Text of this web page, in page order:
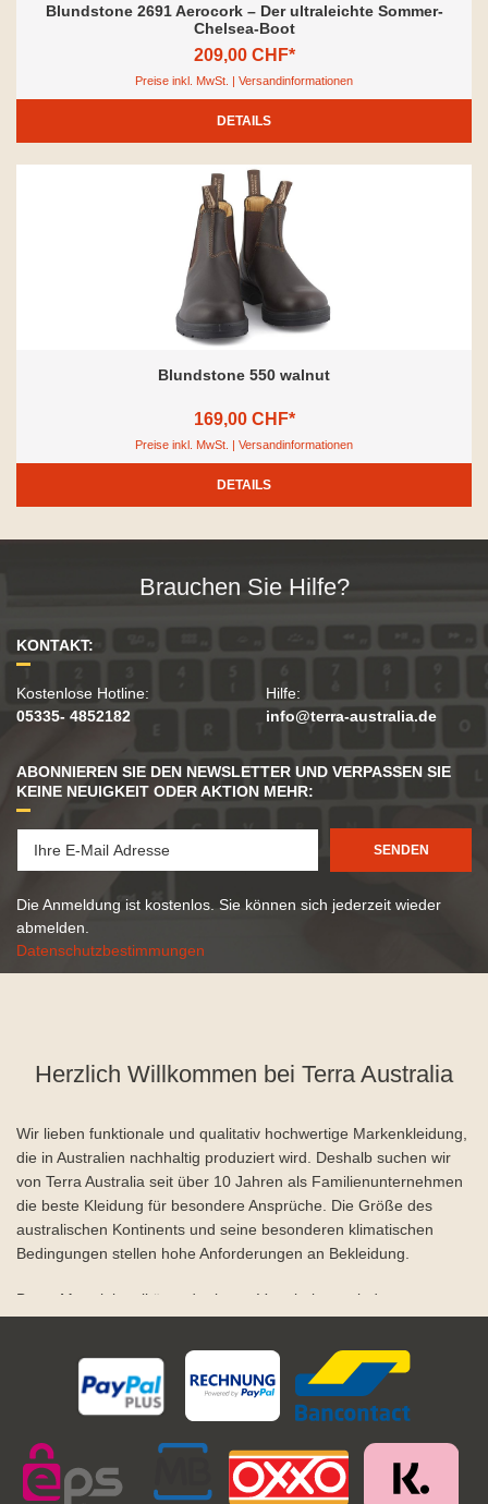
Blundstone 2691 Aerocork – Der ultraleichte Sommer-
Chelsea-Boot
209,00 CHF*
Preise inkl. MwSt. | Versandinformationen
DETAILS
Blundstone 550 walnut
169,00 CHF*
Preise inkl. MwSt. | Versandinformationen
DETAILS
Brauchen Sie Hilfe?
KONTAKT:
Kostenlose Hotline:
05335- 4852182
Hilfe:
info@terra-australia.de
ABONNIEREN SIE DEN NEWSLETTER UND VERPASSEN SIE
KEINE NEUIGKEIT ODER AKTION MEHR:
SENDEN
Die Anmeldung ist kostenlos. Sie können sich jederzeit wieder
abmelden.
Datenschutzbestimmungen
Herzlich Willkommen bei Terra Australia
Wir lieben funktionale und qualitativ hochwertige Markenkleidung,
die in Australien nachhaltig produziert wird. Deshalb suchen wir
von Terra Australia seit über 10 Jahren als Familienunternehmen
die beste Kleidung für besondere Ansprüche. Die Größe des
australischen Kontinents und seine besonderen klimatischen
Bedingungen stellen hohe Anforderungen an Bekleidung.
Beste Materialqualität und robuste Verarbeitung sind
eine breites Sortiment der drei beliebtesten Outback Schuh-
Marken Blundstone und Redback. Diese zeichnen sich aus durch
Qualität, Komfort und Langlebigkeit aus. Unsere Marken Ein
Australische Boots sind eine Investion, die Sie nicht bereuen
werden.
Ganz gleich, ob Sie gutes Schuhwerk für das nächste Outdoor-